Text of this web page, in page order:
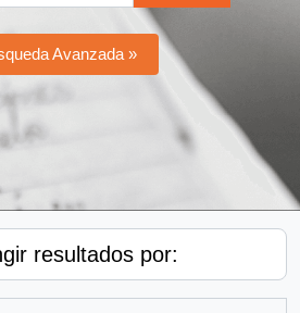
Avanzada »
resultados por: